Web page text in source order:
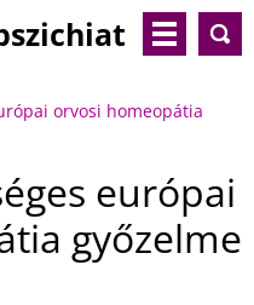
orvosi homeopátia
európai
győzelme